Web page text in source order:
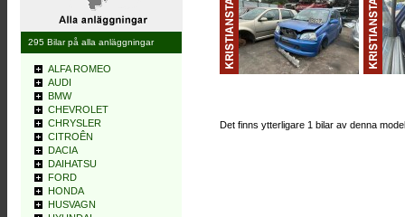
Det finns ytterligare 1 bilar av denna
295 Bilar på alla anläggningar
ALFA ROMEO
AUDI
BMW
CHEVROLET
CHRYSLER
CITROÊN
DACIA
DAIHATSU
FORD
HONDA
HUSVAGN